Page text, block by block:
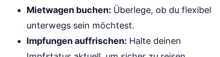
Mietwagen buchen: Überlege, ob du flexibel
unterwegs sein möchtest.
Impfungen auffrischen: Halte deinen